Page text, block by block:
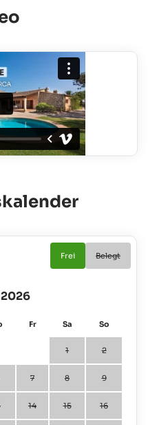
Frei Belegt
Fr Sa So
1 2
7 8 9
14 15 16